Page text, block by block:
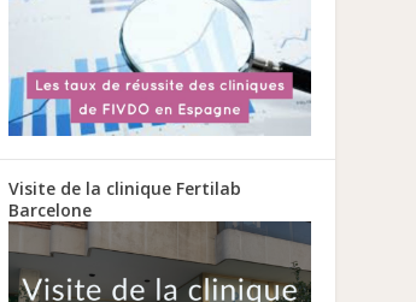
Visite de la clinique Fertilab
Barcelone